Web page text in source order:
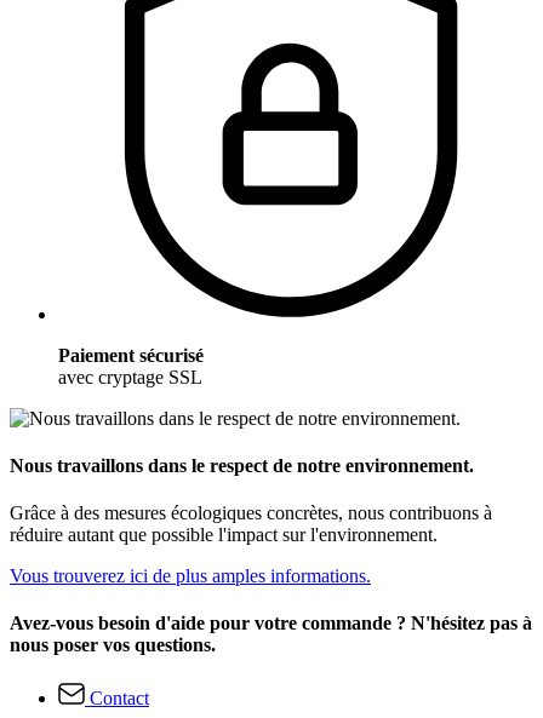
Paiement sécurisé
avec cryptage SSL
Nous travaillons dans le respect de notre environnement.
Grâce à des mesures écologiques concrètes, nous contribuons à
réduire autant que possible l'impact sur l'environnement.
Vous trouverez ici de plus amples informations.
Avez-vous besoin d'aide pour votre commande ? N'hésitez pas à
nous poser vos questions.
Contact